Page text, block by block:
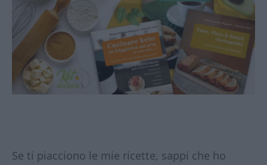
Se ti piacciono le mie ricette, sappi che ho